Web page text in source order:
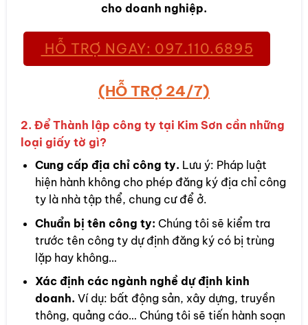
cho doanh nghiệp.
HỖ TRỢ NGAY: 097.110.6895
(HỖ TRỢ 24/7)
2. Để Thành lập công ty tại Kim Sơn cần những
loại giấy tờ gì?
Cung cấp địa chỉ công ty. Lưu ý: Pháp luật
hiện hành không cho phép đăng ký địa chỉ công
ty là nhà tập thể, chung cư để ở.
Chuẩn bị tên công ty: Chúng tôi sẽ kiểm tra
trước tên công ty dự định đăng ký có bị trùng
lặp hay không…
Xác định các ngành nghề dự định kinh
doanh. Ví dụ: bất động sản, xây dựng, truyền
thông, quảng cáo… Chúng tôi sẽ tiến hành soạn